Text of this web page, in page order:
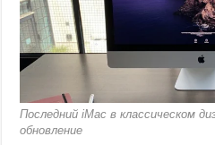
Последний iMac в классическом
обновление